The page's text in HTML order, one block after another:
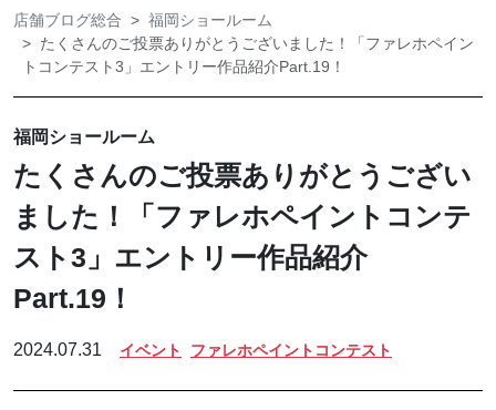
店舗ブログ総合
福岡ショールーム
たくさんのご投票ありがとうございました！「ファレホペイン
トコンテスト3」エントリー作品紹介Part.19！
福岡ショールーム
たくさんのご投票ありがとうござい
ました！「ファレホペイントコンテ
スト3」エントリー作品紹介
Part.19！
2024.07.31 イベント ファレホペイントコンテスト